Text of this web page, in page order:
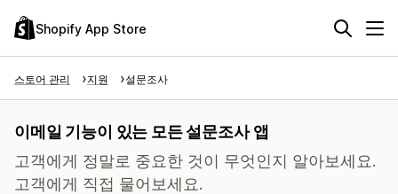
Shopify App Store
스토어 관리 지원 설문조사
이메일 기능이 있는 모든 설문조사 앱
고객에게 정말로 중요한 것이 무엇인지 알아보세요.
고객에게 직접 물어보세요.